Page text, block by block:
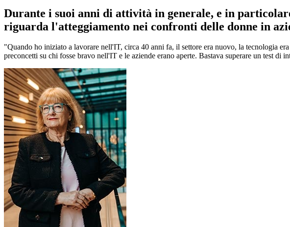
Durante i suoi anni di attività in generale, e in
riguarda l'atteggiamento nei confronti delle donne in
"Quando ho iniziato a lavorare nell'IT, circa 40 anni fa, il settore era nuovo, la tecnologia
preconcetti su chi fosse bravo nell'IT e le aziende erano aperte. Bastava superare un test di